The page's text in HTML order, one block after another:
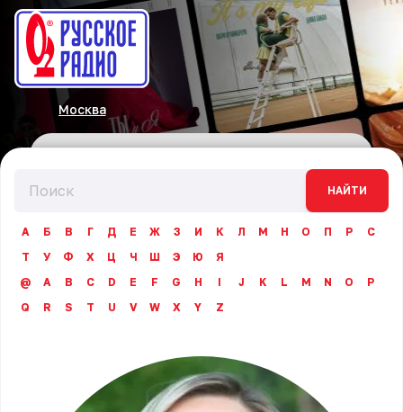
Москва
НАЙТИ
А Б В Г Д Е Ж З И К Л М Н О П Р
С
Т
У Ф Х Ц Ч Ш Э Ю
Я
@
A B C D E F G H I J K L M N O
P
Q
R S T U V W X Y Z